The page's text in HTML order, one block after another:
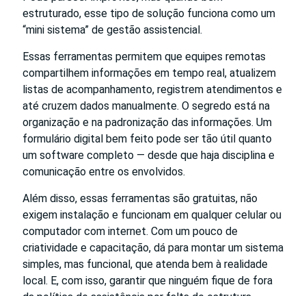
estruturado, esse tipo de solução funciona como um
“mini sistema” de gestão assistencial.
Essas ferramentas permitem que equipes remotas
compartilhem informações em tempo real, atualizem
listas de acompanhamento, registrem atendimentos e
até cruzem dados manualmente. O segredo está na
organização e na padronização das informações. Um
formulário digital bem feito pode ser tão útil quanto
um software completo — desde que haja disciplina e
comunicação entre os envolvidos.
Além disso, essas ferramentas são gratuitas, não
exigem instalação e funcionam em qualquer celular ou
computador com internet. Com um pouco de
criatividade e capacitação, dá para montar um sistema
simples, mas funcional, que atenda bem à realidade
local. E, com isso, garantir que ninguém fique de fora